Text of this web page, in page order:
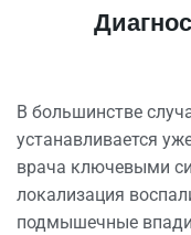
В большинстве
устанавливается
врача ключевыми
локализация
подмышечные